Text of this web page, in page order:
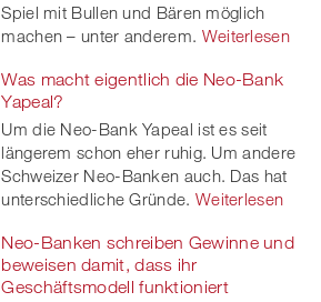
Spiel mit Bullen und Bären möglich
machen – unter anderem. Weiterlesen
Was macht eigentlich die Neo-Bank
Yapeal?
Um die Neo-Bank Yapeal ist es seit
längerem schon eher ruhig. Um andere
Schweizer Neo-Banken auch. Das hat
unterschiedliche Gründe. Weiterlesen
Neo-Banken schreiben Gewinne und
beweisen damit, dass ihr
Geschäftsmodell funktioniert